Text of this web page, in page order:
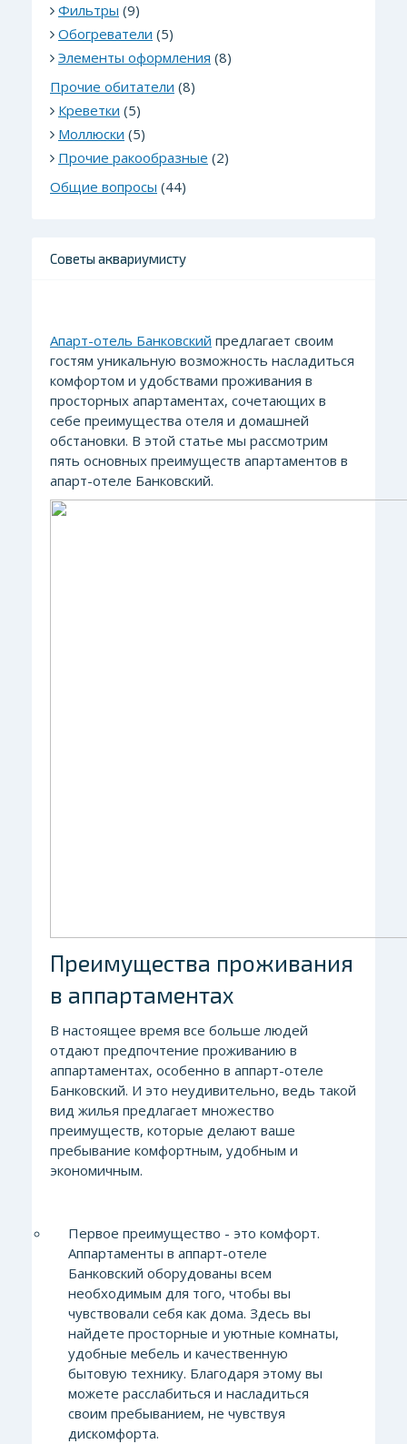
Фильтры (9)
Обогреватели (5)
Элементы оформления (8)
Прочие обитатели (8)
Креветки (5)
Моллюски (5)
Прочие ракообразные (2)
Общие вопросы (44)
Советы аквариумисту
Апарт-отель Банковский предлагает своим
гостям уникальную возможность насладиться
комфортом и удобствами проживания в
просторных апартаментах, сочетающих в
себе преимущества отеля и домашней
обстановки. В этой статье мы рассмотрим
пять основных преимуществ апартаментов в
апарт-отеле Банковский.
Преимущества проживания
в аппартаментах
В настоящее время все больше людей
отдают предпочтение проживанию в
аппартаментах, особенно в аппарт-отеле
Банковский. И это неудивительно, ведь такой
вид жилья предлагает множество
преимуществ, которые делают ваше
пребывание комфортным, удобным и
экономичным.
Первое преимущество - это комфорт.
Аппартаменты в аппарт-отеле
Банковский оборудованы всем
необходимым для того, чтобы вы
чувствовали себя как дома. Здесь вы
найдете просторные и уютные комнаты,
удобные мебель и качественную
бытовую технику. Благодаря этому вы
можете расслабиться и насладиться
своим пребыванием, не чувствуя
дискомфорта.